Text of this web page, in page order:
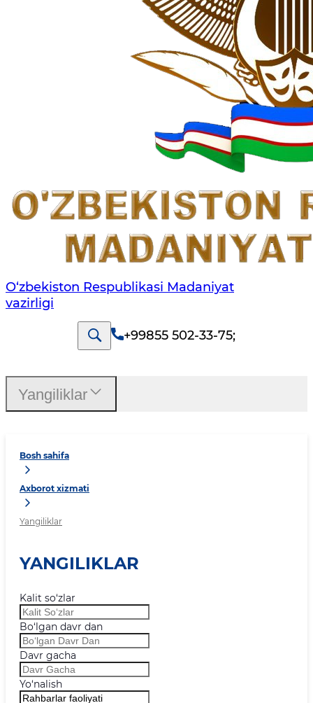
O‘zbekiston Respublikasi Madaniyat
vazirligi
+99855 502-33-75;
Bosh sahifa
Axborot xizmati
Yangiliklar
YANGILIKLAR
Kalit so‘zlar
Bo‘lgan davr dan
Davr gacha
Yo‘nalish
Yangiliklar